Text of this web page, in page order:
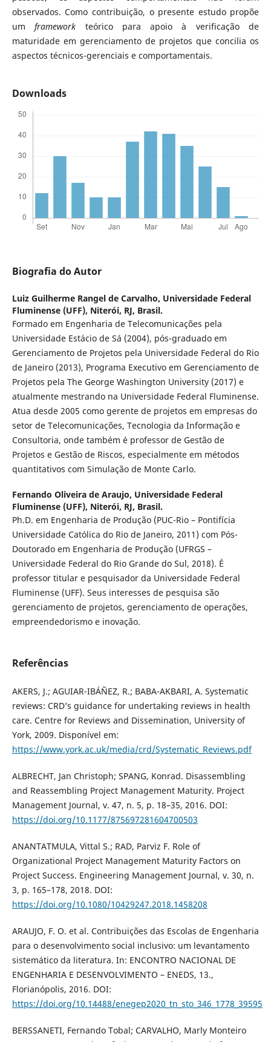
observados. Como contribuição, o presente estudo propõe
umframework teórico para apoio à verificação de
maturidade em gerenciamento de projetos que concilia os
aspectos técnicos-gerenciais e comportamentais.
Downloads
Biografia do Autor
Luiz Guilherme Rangel de Carvalho, Universidade Federal
Fluminense (UFF), Niterói, RJ, Brasil.
Formado em Engenharia de Telecomunicações pela
Universidade Estácio de Sá (2004), pós-graduado em
Gerenciamento de Projetos pela Universidade Federal do Rio
de Janeiro (2013), Programa Executivo em Gerenciamento de
Projetos pela The George Washington University (2017) e
atualmente mestrando na Universidade Federal Fluminense.
Atua desde 2005 como gerente de projetos em empresas do
setor de Telecomunicações, Tecnologia da Informação e
Consultoria, onde também é professor de Gestão de
Projetos e Gestão de Riscos, especialmente em métodos
quantitativos com Simulação de Monte Carlo.
Fernando Oliveira de Araujo, Universidade Federal
Fluminense (UFF), Niterói, RJ, Brasil.
Ph.D. em Engenharia de Produção (PUC-Rio – Pontifícia
Universidade Católica do Rio de Janeiro, 2011) com Pós-
Doutorado em Engenharia de Produção (UFRGS –
Universidade Federal do Rio Grande do Sul, 2018). É
professor titular e pesquisador da Universidade Federal
Fluminense (UFF). Seus interesses de pesquisa são
gerenciamento de projetos, gerenciamento de operações,
empreendedorismo e inovação.
Referências
AKERS, J.; AGUIAR-IBÁÑEZ, R.; BABA-AKBARI, A. Systematic
reviews: CRD’s guidance for undertaking reviews in health
care. Centre for Reviews and Dissemination, University of
York, 2009. Disponível em:
https://www.york.ac.uk/media/crd/Systematic_Reviews.pdf
ALBRECHT, Jan Christoph; SPANG, Konrad. Disassembling
and Reassembling Project Management Maturity. Project
Management Journal, v. 47, n. 5, p. 18–35, 2016. DOI:
https://doi.org/10.1177/875697281604700503
ANANTATMULA, Vittal S.; RAD, Parviz F. Role of
Organizational Project Management Maturity Factors on
Project Success. Engineering Management Journal, v. 30, n.
3, p. 165–178, 2018. DOI:
https://doi.org/10.1080/10429247.2018.1458208
ARAUJO, F. O. et al. Contribuições das Escolas de Engenharia
para o desenvolvimento social inclusivo: um levantamento
sistemático da literatura. In: ENCONTRO NACIONAL DE
ENGENHARIA E DESENVOLVIMENTO – ENEDS, 13.,
Florianópolis, 2016. DOI:
https://doi.org/10.14488/enegep2020_tn_sto_346_1778_39595
BERSSANETI, Fernando Tobal; CARVALHO, Marly Monteiro